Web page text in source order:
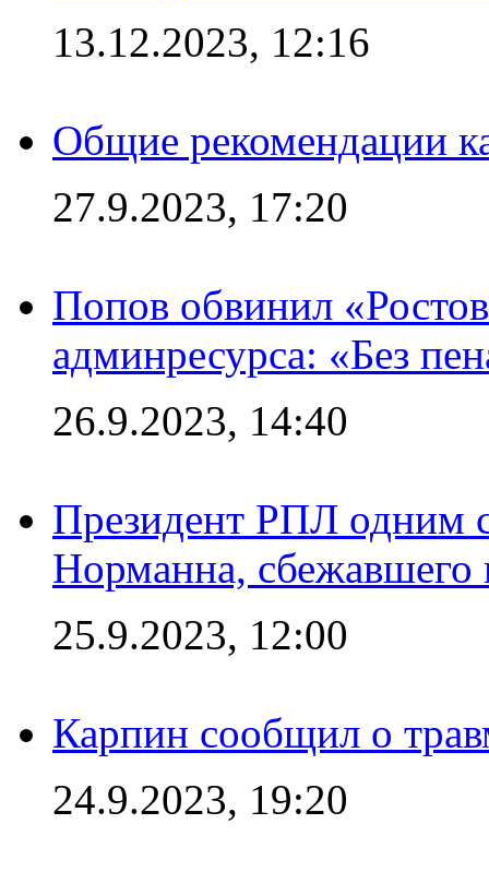
13.12.2023, 12:16
Общие рекомендации
27.9.2023, 17:20
Попов обвинил
админресурса: «Без
26.9.2023, 14:40
Президент РПЛ одним
Норманна, сбежавшего
25.9.2023, 12:00
Карпин сообщил о
24.9.2023, 19:20